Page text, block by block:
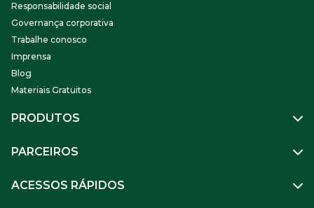
Responsabilidade social
Governança corporativa
Trabalhe conosco
Imprensa
Blog
Materiais Gratuitos
PRODUTOS
Benefícios
Soluções Financeiras
PARCEIROS
Parceiro VR
ACESSOS RÁPIDOS